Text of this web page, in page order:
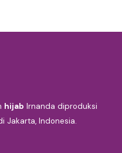
hijab Irnanda diproduksi
Jakarta, Indonesia.